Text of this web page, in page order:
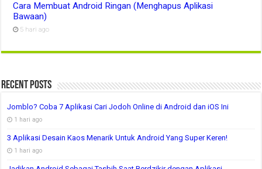
Cara Membuat Android Ringan (Menghapus Aplikasi
Bawaan)
5 hari ago
Recent Posts
Jomblo? Coba 7 Aplikasi Cari Jodoh Online di Android dan iOS Ini
1 hari ago
3 Aplikasi Desain Kaos Menarik Untuk Android Yang Super Keren!
1 hari ago